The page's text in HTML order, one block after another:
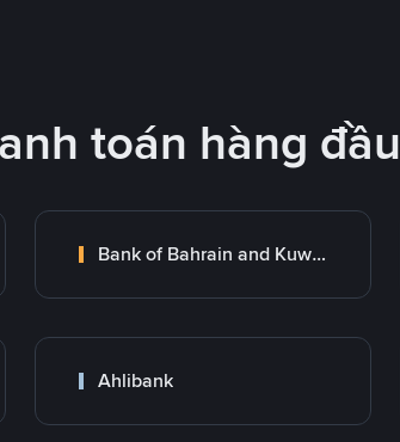
toán hàng đầu
Bank of Bahrain and Kuwait B.S.C.
Ahlibank